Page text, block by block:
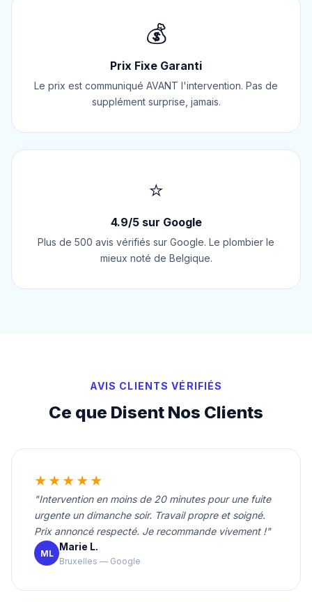
💰
Prix Fixe Garanti
Le prix est communiqué AVANT l'intervention. Pas de
supplément surprise, jamais.
⭐
4.9/5 sur Google
Plus de 500 avis vérifiés sur Google. Le plombier le
mieux noté de Belgique.
AVIS CLIENTS VÉRIFIÉS
Ce que Disent Nos Clients
★★★★★
"Intervention en moins de 20 minutes pour une fuite
urgente un dimanche soir. Travail propre et soigné.
Prix annoncé respecté. Je recommande vivement !"
ML
Marie L.
Bruxelles — Google